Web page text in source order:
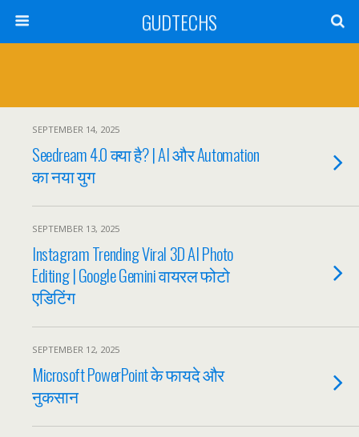
GUDTECHS
SEPTEMBER 14, 2025
Seedream 4.0 क्या है? | AI और Automation
का नया युग
SEPTEMBER 13, 2025
Instagram Trending Viral 3D AI Photo
Editing | Google Gemini वायरल फोटो
एडिटिंग
SEPTEMBER 12, 2025
Microsoft PowerPoint के फायदे और
नुकसान